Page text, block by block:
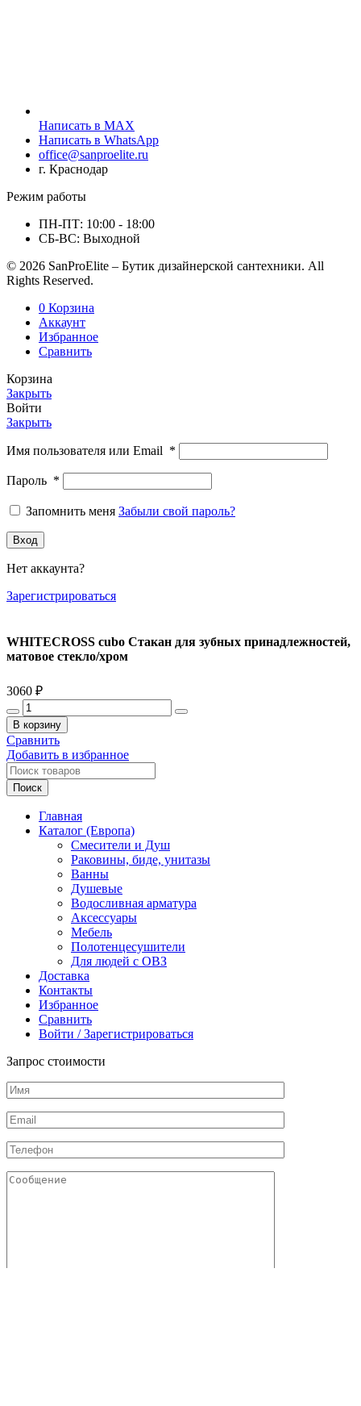
Написать в MAX
Написать в WhatsApp
office@sanproelite.ru
г. Краснодар
Режим работы
ПН-ПТ: 10:00 - 18:00
СБ-ВС: Выходной
© 2026 SanProElite – Бутик дизайнерской сантехники. All
Rights Reserved.
0 Корзина
Аккаунт
Избранное
Сравнить
Корзина
Закрыть
Войти
Закрыть
Имя пользователя или Email *
Пароль *
Запомнить меня Забыли свой пароль?
Вход
Нет аккаунта?
Зарегистрироваться
WHITECROSS cubo Стакан для зубных принадлежностей,
матовое стекло/хром
3060 ₽
Количество
товара
WHITECROSS
cubo
Стакан
для
зубных
матовое
стекло/
В корзину
Сравнить
Добавить в избранное
Поиск
Главная
Каталог (Европа)
Смесители и Душ
Раковины, биде, унитазы
Ванны
Душевые
Водосливная арматура
Аксессуары
Мебель
Полотенцесушители
Для людей с ОВЗ
Доставка
Контакты
Избранное
Сравнить
Войти / Зарегистрироваться
Запрос стоимости